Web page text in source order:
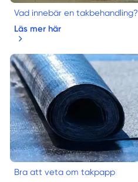
Vad innebär en takbehandling?
Läs mer här
Bra att veta om takpapp